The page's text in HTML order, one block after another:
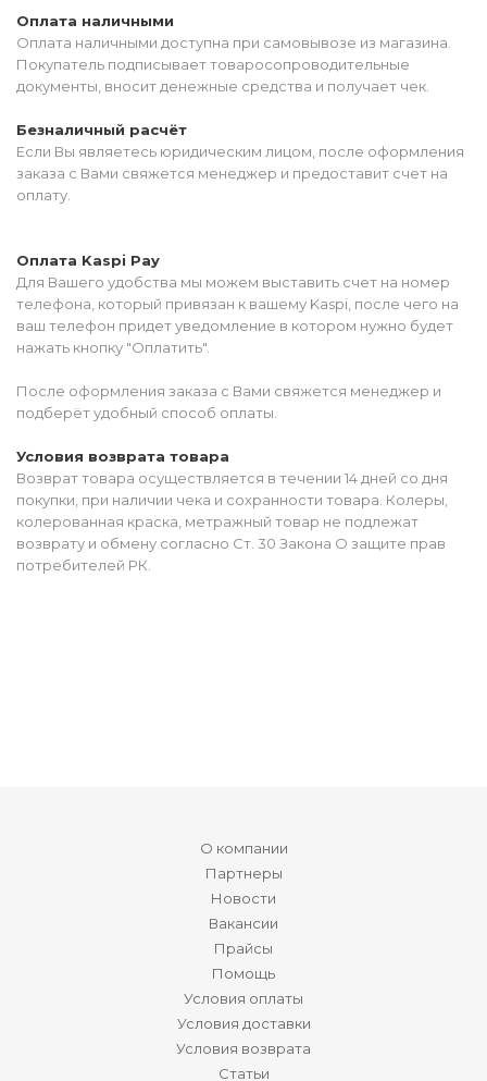
Оплата наличными
Оплата наличными доступна при самовывозе из магазина.
Покупатель подписывает товаросопроводительные
документы, вносит денежные средства и получает чек.
Безналичный расчёт
Если Вы являетесь юридическим лицом, после оформления
заказа с Вами свяжется менеджер и предоставит счет на
оплату.
Оплата Kaspi Pay
Для Вашего удобства мы можем выставить счет на номер
телефона, который привязан к вашему Kaspi, после чего на
ваш телефон придет уведомление в котором нужно будет
нажать кнопку "Оплатить".
После оформления заказа с Вами свяжется менеджер и
подберёт удобный способ оплаты.
Условия возврата товара
Возврат товара осуществляется в течении 14 дней со дня
покупки, при наличии чека и сохранности товара. Колеры,
колерованная краска, метражный товар не подлежат
возврату и обмену согласно Ст. 30 Закона О защите прав
потребителей РК.
О компании
Партнеры
Новости
Вакансии
Прайсы
Помощь
Условия оплаты
Условия доставки
Условия возврата
Статьи